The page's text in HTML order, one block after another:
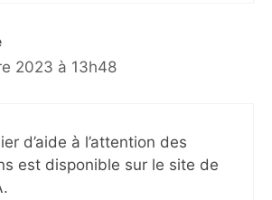
2023 à 13h48
d’aide à l’attention des
est disponible sur le site de